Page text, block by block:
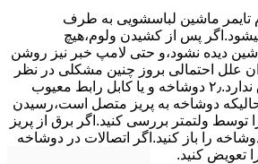
وﻟﻮم ﺗﺎﯾﻤﺮ ماشین لباسشویی به طرف
ﭘﺲ از ﮐﺸﯿﺪن وﻟﻮم،ﻫﯿﭻ
دﯾﺪه نشود،و حتی ﻻﻣﭗ ﺧﺒﺮ ﻧﯿﺰ روﺷﻦ
ﻋﻠﻞ احتمالی بروز چنین مشکلی در نظر
داشته باشید:۱٫ ﭘﺮﯾﺰ ﺑﺮق ﻧﺪارد.۲٫ دوﺷﺎﺧﻪ و ﯾﺎ ﮐﺎﺑﻞ راﺑﻂ ﻣﻌﯿﻮب
دوﺷﺎﺧﻪ ﺑﻪ ﭘﺮﯾﺰ ﻣﺘﺼﻞ اﺳﺖ،رﺳﯿﺪن
ﺗﻮﺳﻂ ولتمتر بررسی ﮐﻨﯿﺪ.اﮔﺮ ﺑﺮق از ﭘﺮﯾﺰ
را باز کنید.اﮔﺮ اﺗﺼﺎﻻت در دوشاخه
ﺗﻌﻮﯾﺾ کنید.